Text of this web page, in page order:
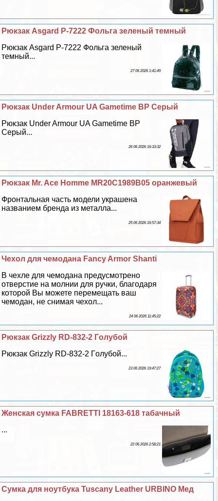
Рюкзак Asgard Р-7222 Фольга зеленый темный
Рюкзак Asgard Р-7222 Фольга зеленый
темный...
27 06 2026 1:41:49
Рюкзак Under Armour UA Gametime BP Серый
Рюкзак Under Armour UA Gametime BP
Серый...
26 06 2026 16:33:32
Рюкзак Mr. Ace Homme MR20C1989B05 оранжевый
Фронтальная часть модели украшена
названием бренда из металла...
25 06 2026 16:57:34
Чехол для чемодана Fancy Armor Shanti
В чехле для чемодана предусмотрено
отверстие на молнии для ручки, благодаря
которой Вы можете перемещать ваш
чемодан, не снимая чехол...
24 06 2026 11:45:22
Рюкзак Grizzly RD-832-2 Гoлyбой
Рюкзак Grizzly RD-832-2 Гoлyбой...
23 06 2026 19:47:27
Женская сумка FABRETTI 18163-618 табачный
...
22 06 2026 2:58:21
Сумка для ноутбука Tuscany Leather URBINO Мед